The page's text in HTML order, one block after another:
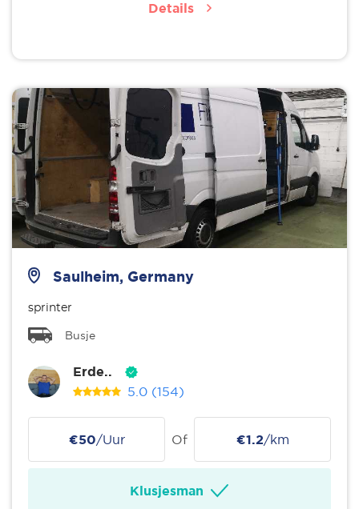
Details
Saulheim, Germany
sprinter
Busje
Erde..
5.0 (154)
€50/Uur Of €1.2/km
Klusjesman